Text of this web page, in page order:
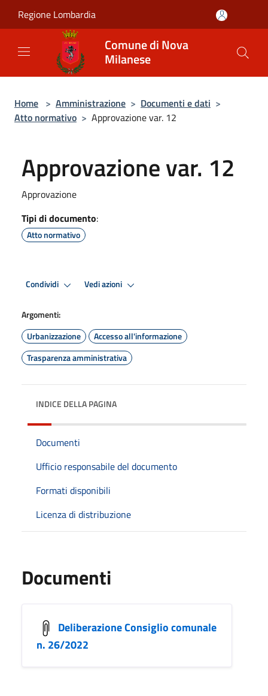
Regione Lombardia
Comune di Nova
Milanese
Home > Amministrazione > Documenti e dati >
Atto normativo > Approvazione var. 12
Approvazione var. 12
Approvazione
Tipi di documento:
Atto normativo
Condividi Vedi azioni
Argomenti:
Urbanizzazione
Accesso all'informazione
Trasparenza amministrativa
INDICE DELLA PAGINA
Documenti
Ufficio responsabile del documento
Formati disponibili
Licenza di distribuzione
Documenti
Deliberazione Consiglio comunale
n. 26/2022